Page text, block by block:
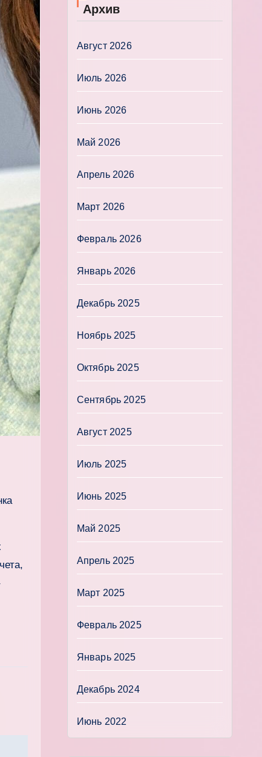
Архив
Август 2026
Июль 2026
Июнь 2026
Май 2026
Апрель 2026
Март 2026
Февраль 2026
Январь 2026
Декабрь 2025
Ноябрь 2025
Октябрь 2025
Сентябрь 2025
Август 2025
Июль 2025
Июнь 2025
Май 2025
Апрель 2025
Март 2025
Февраль 2025
Январь 2025
Декабрь 2024
Июнь 2022